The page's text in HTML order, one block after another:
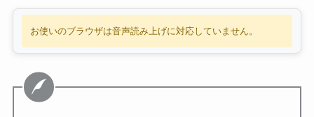
お使いのブラウザは音声読み上げに対応していません。